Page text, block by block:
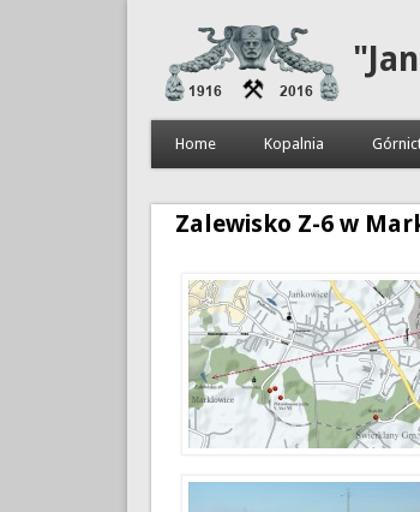
Home Kopalnia
Zalewisko Z-6 w